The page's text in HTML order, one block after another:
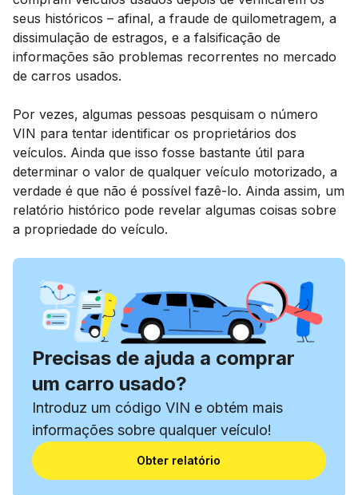
seus históricos – afinal, a fraude de quilometragem, a
dissimulação de estragos, e a falsificação de
informações são problemas recorrentes no mercado
de carros usados.
Por vezes, algumas pessoas pesquisam o número
VIN para tentar identificar os proprietários dos
veículos. Ainda que isso fosse bastante útil para
determinar o valor de qualquer veículo motorizado, a
verdade é que não é possível fazê-lo. Ainda assim, um
relatório histórico pode revelar algumas coisas sobre
a propriedade do veículo.
Precisas de ajuda a comprar
um carro usado?
Introduz um código VIN e obtém mais
informações sobre qualquer veículo!
Obter relatório